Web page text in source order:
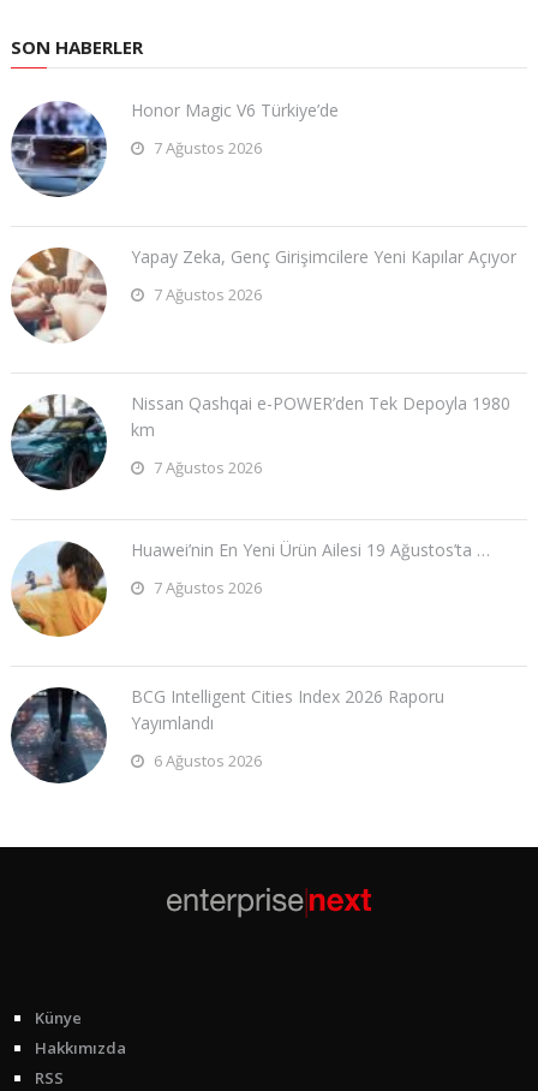
SON HABERLER
Honor Magic V6 Türkiye’de
7 Ağustos 2026
Yapay Zeka, Genç Girişimcilere Yeni Kapılar Açıyor
7 Ağustos 2026
Nissan Qashqai e-POWER’den Tek Depoyla 1980
km
7 Ağustos 2026
Huawei’nin En Yeni Ürün Ailesi 19 Ağustos’ta …
7 Ağustos 2026
BCG Intelligent Cities Index 2026 Raporu
Yayımlandı
6 Ağustos 2026
Künye
Hakkımızda
RSS